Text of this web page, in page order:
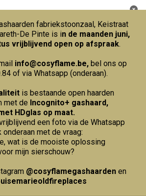
fabriekstoonzaal, Keistraat
De Pinte is in de maanden juni,
vrijblijvend open op afspraak.
info@cosyflame.be, bel ons op
of via Whatsapp (onderaan).
is bestaande open haarden
met de Incognito+ gashaard,
HDglas op maat.
een foto via de Whatsapp
onderaan met de vraag:
wat is de mooiste oplossing
mijn sierschouw?
@cosyflamegashaardenen